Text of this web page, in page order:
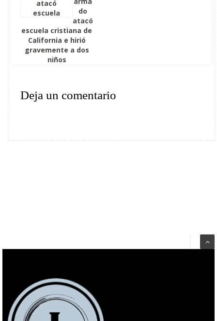
do
atacó
escuela cristiana de
California e hirió
gravemente a dos
niños
Deja un comentario